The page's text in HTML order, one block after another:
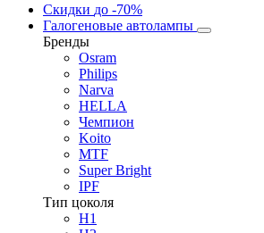
Скидки до -70%
Галогеновые автолампы
Бренды
Osram
Philips
Narva
HELLA
Чемпион
Koito
MTF
Super Bright
IPF
Тип цоколя
H1